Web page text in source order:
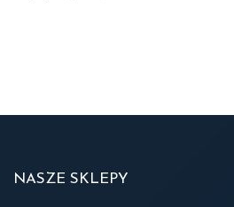
NASZE SKLEPY